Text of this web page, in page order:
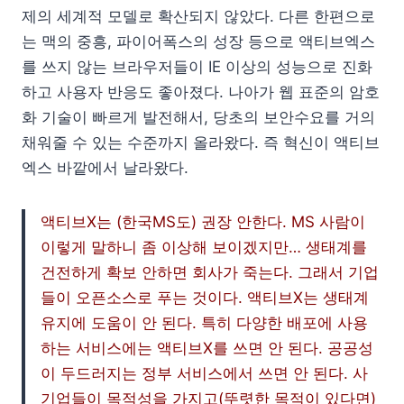
제의 세계적 모델로 확산되지 않았다. 다른 한편으로
는 맥의 중흥, 파이어폭스의 성장 등으로 액티브엑스
를 쓰지 않는 브라우저들이 IE 이상의 성능으로 진화
하고 사용자 반응도 좋아졌다. 나아가 웹 표준의 암호
화 기술이 빠르게 발전해서, 당초의 보안수요를 거의
채워줄 수 있는 수준까지 올라왔다. 즉 혁신이 액티브
엑스 바깥에서 날라왔다.
액티브X는 (한국MS도) 권장 안한다. MS 사람이
이렇게 말하니 좀 이상해 보이겠지만… 생태계를
건전하게 확보 안하면 회사가 죽는다. 그래서 기업
들이 오픈소스로 푸는 것이다. 액티브X는 생태계
유지에 도움이 안 된다. 특히 다양한 배포에 사용
하는 서비스에는 액티브X를 쓰면 안 된다. 공공성
이 두드러지는 정부 서비스에서 쓰면 안 된다. 사
기업들이 목적성을 가지고(뚜렷한 목적이 있다면)